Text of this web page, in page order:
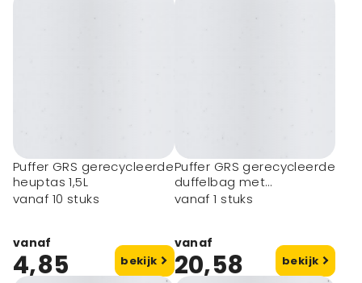
Puffer GRS gerecycleerde
heuptas 1,5L
vanaf 10 stuks
vanaf
4,85 bekijk
Puffer GRS gerecycleerde
duffelbag met
geïsoleerde bodem 30L
vanaf 1 stuks
vanaf
20,58 bekijk